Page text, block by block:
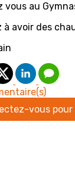
vous au
à avoir des
vous